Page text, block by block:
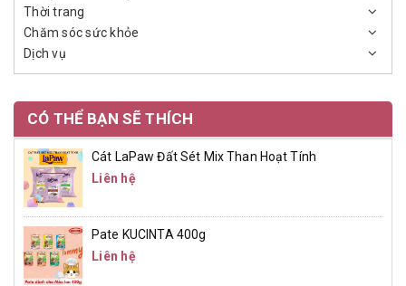
Thời trang
Chăm sóc sức khỏe
Dịch vụ
CÓ THỂ BẠN SẼ THÍCH
Cát LaPaw Đất Sét Mix Than Hoạt Tính
Liên hệ
Pate KUCINTA 400g
Liên hệ